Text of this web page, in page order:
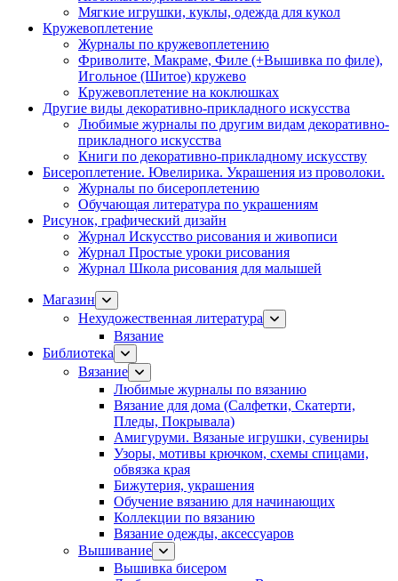
Мягкие игрушки, куклы, одежда для кукол
Кружевоплетение
Журналы по кружевоплетению
Фриволите, Макраме, Филе (+Вышивка по филе),
Игольное (Шитое) кружево
Кружевоплетение на коклюшках
Другие виды декоративно-прикладного искусства
Любимые журналы по другим видам декоративно-
прикладного искусства
Книги по декоративно-прикладному искусству
Бисероплетение. Ювелирика. Украшения из проволоки.
Журналы по бисероплетению
Обучающая литература по украшениям
Рисунок, графический дизайн
Журнал Искусство рисования и живописи
Журнал Простые уроки рисования
Журнал Школа рисования для малышей
Магазин
Нехудожественная литература
Вязание
Библиотека
Вязание
Любимые журналы по вязанию
Вязание для дома (Салфетки, Скатерти,
Пледы, Покрывала)
Амигуруми. Вязаные игрушки, сувениры
Узоры, мотивы крючком, схемы спицами,
обвязка края
Бижутерия, украшения
Обучение вязанию для начинающих
Коллекции по вязанию
Вязание одежды, аксессуаров
Вышивание
Вышивка бисером